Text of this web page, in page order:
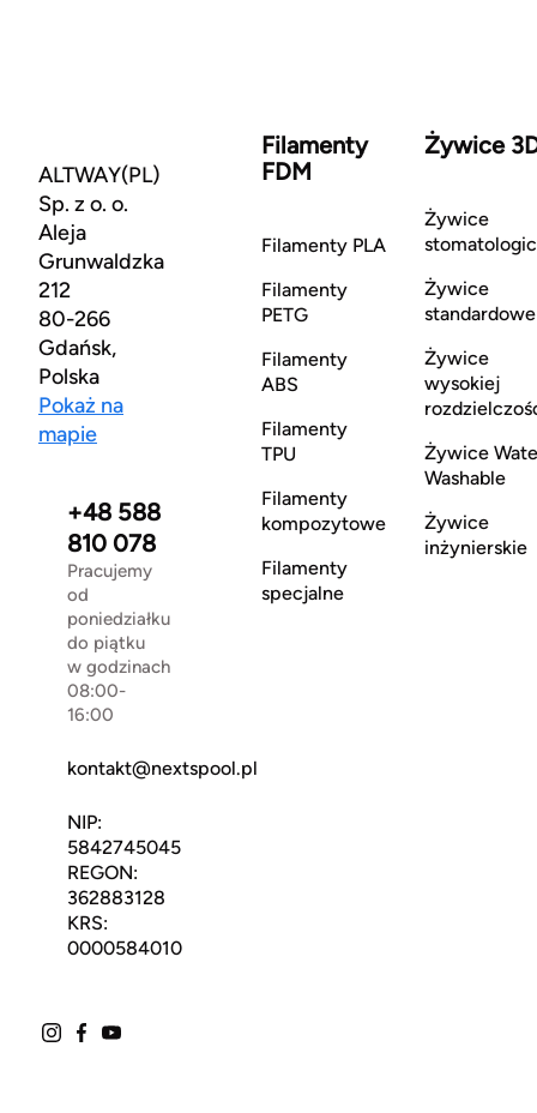
ALTWAY(PL)
Sp. z o. o.
Aleja
Grunwaldzka
212
80-266
Gdańsk,
Polska
Pokaż na
mapie
+48 588
810 078
Pracujemy
od
poniedziałku
do piątku
w godzinach
08:00-
16:00
kontakt@nextspool.pl
NIP:
5842745045
REGON:
362883128
KRS:
0000584010
Filamenty
FDM
Filamenty PLA
Filamenty
PETG
Filamenty
ABS
Filamenty
TPU
Filamenty
kompozytowe
Filamenty
specjalne
Żywice
Żywice
Żywice
standardowe
Żywice
wysokiej
Żywice
Washable
Żywice
inżynierskie